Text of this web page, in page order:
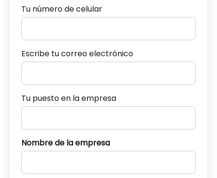
Tu número de celular
Escribe tu correo electrónico
Tu puesto en la empresa
Nombre de la empresa